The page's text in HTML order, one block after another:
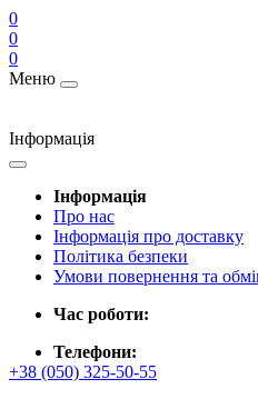
0
0
0
Меню
Інформація
Інформація
Про нас
Інформація про доставку
Політика безпеки
Умови повернення та
Час роботи:
Телефони:
+38 (050) 325-50-55